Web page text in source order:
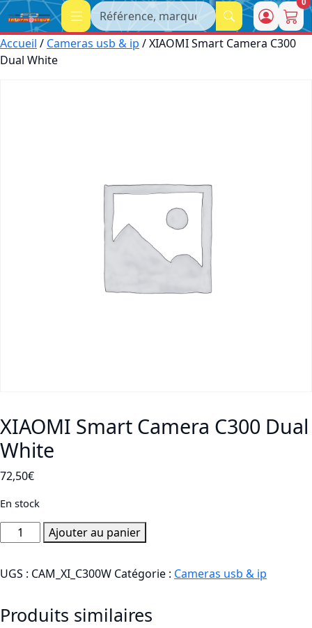
Recherche
Accueil / Cameras usb & ip / XIAOMI Smart Camera C300
Dual White
XIAOMI Smart Camera C300 Dual
White
72,50€
En stock
quantité
de
Smart
C300
Ajouter au panier
UGS : CAM_XI_C300W Catégorie : Cameras usb & ip
Produits similaires